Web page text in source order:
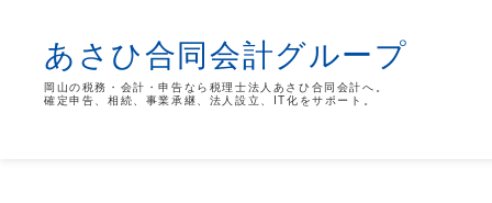
あさひ合同会計グループ
岡山の税務・会計・申告なら税理士法人あさひ合同会計へ。
確定申告、相続、事業承継、法人設立、IT化をサポート。